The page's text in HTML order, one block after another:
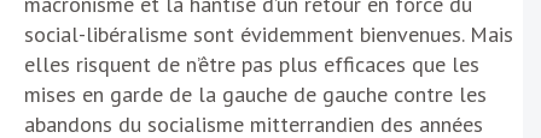
social-libéralisme sont évidemment bienvenues. Mais
elles risquent de n’être pas plus efficaces que les
mises en garde de la gauche de gauche contre les
abandons du socialisme mitterrandien des années